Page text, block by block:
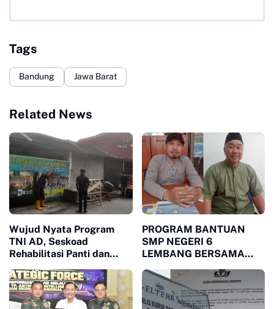
Tags
Bandung Jawa Barat
Related News
Wujud Nyata Program
TNI AD, Seskoad
Rehabilitasi Panti dan
Asuh
PROGRAM BANTUAN
SMP NEGERI 6
LEMBANG BERSAMA
KABUPATEN BANDUNG
BARAT